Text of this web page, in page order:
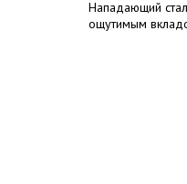
Нападающий
ощутимым